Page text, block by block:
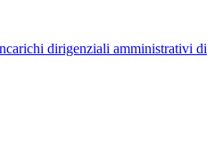
dirigenziali amministrativi di